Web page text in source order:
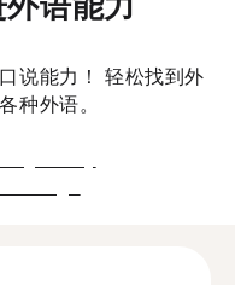
说能力！ 轻松找到外
种外语。